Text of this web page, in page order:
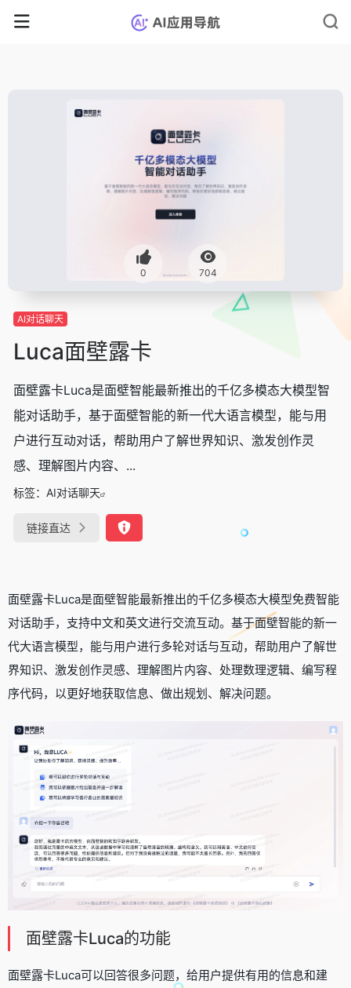
0 704
AI对话聊天
Luca面壁露卡
面壁露卡Luca是面壁智能最新推出的千亿多模态大模型智
能对话助手，基于面壁智能的新一代大语言模型，能与用
户进行互动对话，帮助用户了解世界知识、激发创作灵
感、理解图片内容、...
标签： AI对话聊天
链接直达
面壁露卡Luca是面壁智能最新推出的千亿多模态大模型免费智能
对话助手，支持中文和英文进行交流互动。基于面壁智能的新一
代大语言模型，能与用户进行多轮对话与互动，帮助用户了解世
界知识、激发创作灵感、理解图片内容、处理数理逻辑、编写程
序代码，以更好地获取信息、做出规划、解决问题。
面壁露卡Luca的功能
面壁露卡Luca可以回答很多问题，给用户提供有用的信息和建